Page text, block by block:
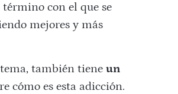
con el que se
mejores y más
también tiene un
cómo es esta adicción.